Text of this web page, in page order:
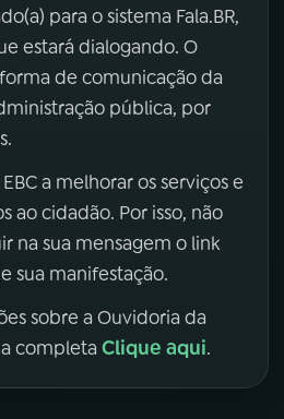
para o sistema Fala.BR,
estará dialogando. O
de comunicação da
pública, por
a melhorar os serviços e
ao cidadão. Por isso, não
na sua mensagem o link
sua manifestação.
sobre a Ouvidoria da
completa Clique aqui.